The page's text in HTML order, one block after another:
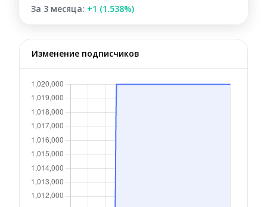
За 3 месяца: +1 (1.538%)
Изменение подписчиков